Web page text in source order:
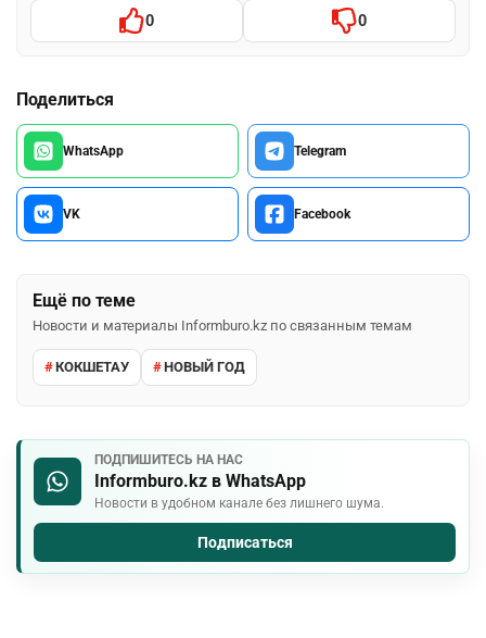
0 0
Поделиться
WhatsApp Telegram
VK Facebook
Ещё по теме
Новости и материалы Informburo.kz по связанным темам
КОКШЕТАУ НОВЫЙ ГОД
ПОДПИШИТЕСЬ НА НАС
Informburo.kz в WhatsApp
Новости в удобном канале без лишнего шума.
Подписаться